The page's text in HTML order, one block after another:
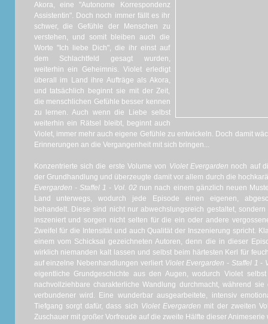
Akora, eine "Autonome Korrespondenz
Assistentin". Doch noch immer fällt es ihr
schwer, die Gefühle der Menschen zu
verstehen, und somit bleiben auch die
Worte "Ich liebe Dich", die ihr einst auf
dem Schlachtfeld gesagt wurden,
weiterhin ein Geheimnis. Violet erledigt
überall im Land ihre Aufträge als Akora,
und tatsächlich beginnt sie mit der Zeit,
die menschlichen Gefühle besser kennen
zu lernen. Auch wenn die Liebe selbst
weiterhin ein Rätsel bleibt, beginnt auch
Violet, immer mehr auch eigene Gefühle zu entwickeln. Doch damit
Erinnerungen an die Vergangenheit mit sich bringen...
Konzentrierte sich die erste Volume von Violet Evergarden noch auf
der Grundhandlung und überzeugte damit vor allem durch die
Evergarden - Staffel 1 - Vol. 02 nun nach einem gänzlich neuen
Land unterwegs, wodurch jede Episode einen eigenen,
behandelt. Diese sind nicht nur abwechslungsreich gestaltet,
inszeniert und sorgen nicht selten für die ein oder andere
Zweifel für die Intensität und auch Qualität der Inszenierung spricht.
einem vom Schicksal gezeichneten Autoren, denn die in dieser
wirklich niemanden kalt lassen und selbst beim härtesten Kerl für
auf einzelne Nebenhandlungen verliert Violet Evergarden - Staffel 1 -
eigentliche Grundgeschichte aus den Augen, wodurch Violet
nachvollziehbare charakterliche Wandlung durchmacht, während
verbundener wird. Eine wunderbar ausgearbeitete, intensiv
Tiefgang sorgt dafür, dass sich Violet Evergarden mit der zweiten
Zuschauer mit großer Vorfreude auf die zweite Hälfte dieser Animeserie